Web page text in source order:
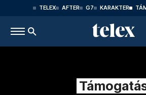
TELEX AFTER G7 KARAKTER